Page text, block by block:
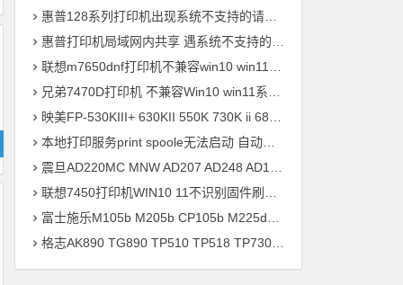
惠普128系列打印机出现系统不支持的请求命令 完美解决方案
惠普打印机局域网内共享 遇系统不支持的请求命令 错误快速解决问题
联想m7650dnf打印机不兼容win10 win11系统 安装不上打印机驱动程序快速解决方案
兄弟7470D打印机 不兼容Win10 win11系统 驱动安装不上 升级兼容固件程序 快速解决方案
映美FP-530KIII+ 630KII 550K 730K ii 680K 830K打印机驱动安装
本地打印服务print spoole无法启动 自动掉线问题 快速解决方案
震旦AD220MC MNW AD207 AD248 AD181 AD239 ADC218打印机驱动安装
联想7450打印机WIN10 11不识别固件刷机驱动安装
富士施乐M105b M205b CP105b M225dw M218fw P355d打印机驱动安装
格志AK890 TG890 TP510 TP518 TP730 TP734 TP733打印机驱动安装